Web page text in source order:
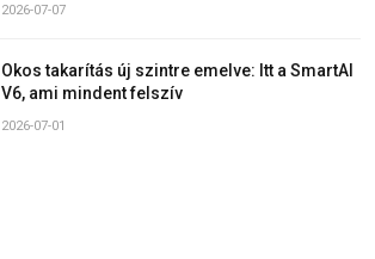
2026-07-07
Okos takarítás új szintre emelve: Itt a SmartAI
V6, ami mindent felszív
2026-07-01